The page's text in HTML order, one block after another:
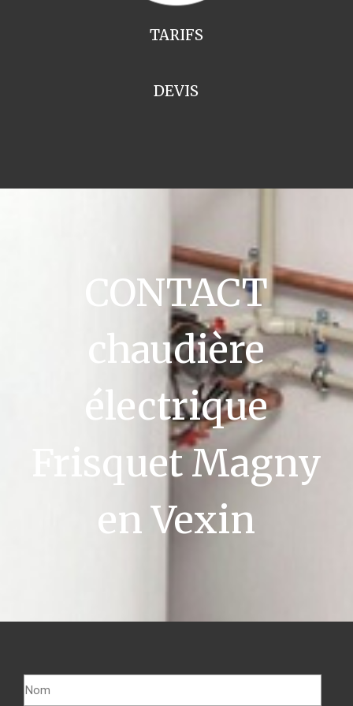
TARIFS
DEVIS
CONTACT
chaudière
électrique
Frisquet Magny
en Vexin